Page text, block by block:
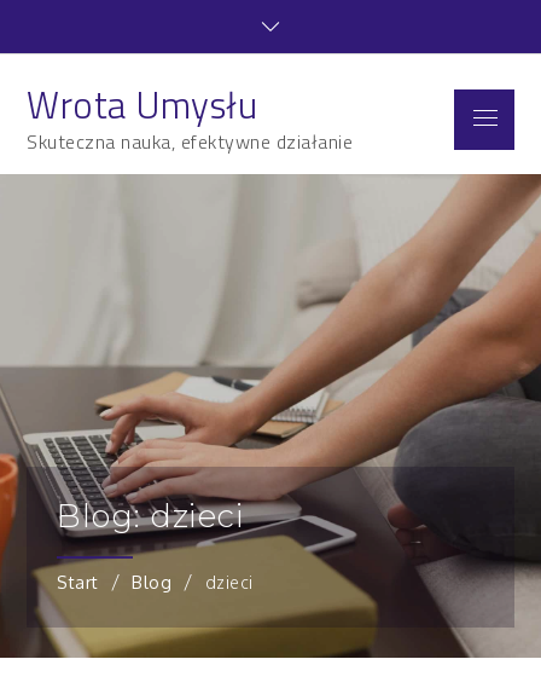
Wrota Umysłu
Skuteczna nauka, efektywne działanie
Menu
Blog: dzieci
Start Blog dzieci